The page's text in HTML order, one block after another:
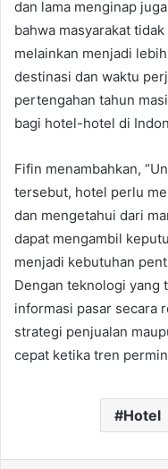
dan lama menginap
bahwa masyarakat
melainkan menjadi
destinasi dan waktu
pertengahan tahun
bagi hotel-hotel di
Fifin menambahkan,
tersebut, hotel perlu
dan mengetahui dari
dapat mengambil
menjadi kebutuhan
Dengan teknologi yang
informasi pasar secara
strategi penjualan
cepat ketika tren
Hotel